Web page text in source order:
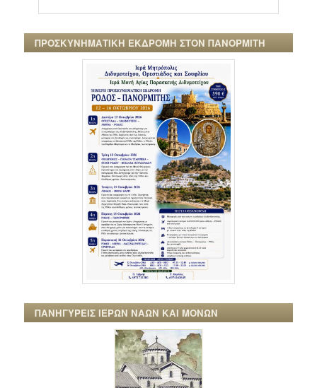
ΠΡΟΣΚΥΝΗΜΑΤΙΚΗ ΕΚΔΡΟΜΗ ΣΤΟΝ ΠΑΝΟΡΜΙΤΗ
ΠΑΝΗΓΥΡΕΙΣ ΙΕΡΩΝ ΝΑΩΝ ΚΑΙ ΜΟΝΩΝ